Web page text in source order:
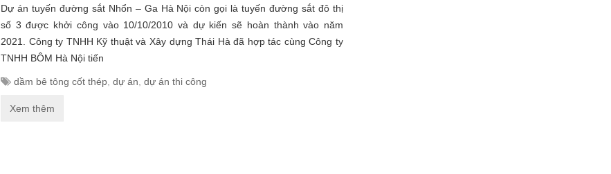
Dự án tuyến đường sắt Nhổn – Ga Hà Nội còn gọi là tuyến đường sắt đô thị
số 3 được khởi công vào 10/10/2010 và dự kiến sẽ hoàn thành vào năm
2021. Công ty TNHH Kỹ thuật và Xây dựng Thái Hà đã hợp tác cùng Công ty
TNHH BÔM Hà Nội tiến
dầm bê tông cốt thép dự án dự án thi công
Xem thêm